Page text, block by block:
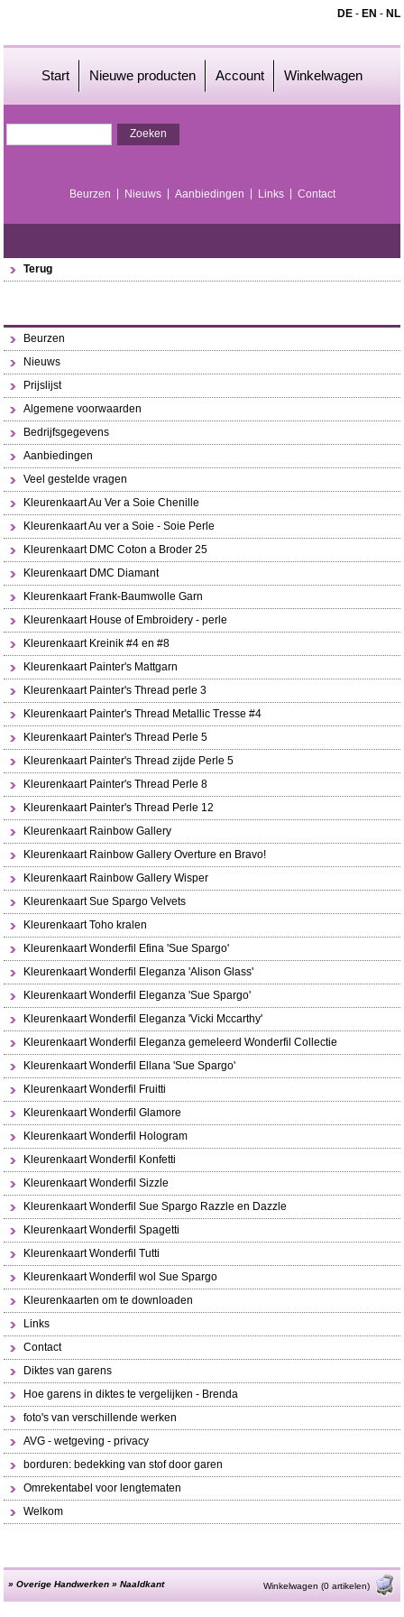
DE- EN - NL
Start Nieuwe producten Account Winkelwagen
Beurzen Nieuws Aanbiedingen Links Contact
Terug
Beurzen
Nieuws
Prijslijst
Algemene voorwaarden
Bedrijfsgegevens
Aanbiedingen
Veel gestelde vragen
Kleurenkaart Au Ver a Soie Chenille
Kleurenkaart Au ver a Soie - Soie Perle
Kleurenkaart DMC Coton a Broder 25
Kleurenkaart DMC Diamant
Kleurenkaart Frank-Baumwolle Garn
Kleurenkaart House of Embroidery - perle
Kleurenkaart Kreinik #4 en #8
Kleurenkaart Painter's Mattgarn
Kleurenkaart Painter's Thread perle 3
Kleurenkaart Painter's Thread Metallic Tresse #4
Kleurenkaart Painter's Thread Perle 5
Kleurenkaart Painter's Thread zijde Perle 5
Kleurenkaart Painter's Thread Perle 8
Kleurenkaart Painter's Thread Perle 12
Kleurenkaart Rainbow Gallery
Kleurenkaart Rainbow Gallery Overture en Bravo!
Kleurenkaart Rainbow Gallery Wisper
Kleurenkaart Sue Spargo Velvets
Kleurenkaart Toho kralen
Kleurenkaart Wonderfil Efina 'Sue Spargo'
Kleurenkaart Wonderfil Eleganza 'Alison Glass'
Kleurenkaart Wonderfil Eleganza 'Sue Spargo'
Kleurenkaart Wonderfil Eleganza 'Vicki Mccarthy'
Kleurenkaart Wonderfil Eleganza gemeleerd Wonderfil Collectie
Kleurenkaart Wonderfil Ellana 'Sue Spargo'
Kleurenkaart Wonderfil Fruitti
Kleurenkaart Wonderfil Glamore
Kleurenkaart Wonderfil Hologram
Kleurenkaart Wonderfil Konfetti
Kleurenkaart Wonderfil Sizzle
Kleurenkaart Wonderfil Sue Spargo Razzle en Dazzle
Kleurenkaart Wonderfil Spagetti
Kleurenkaart Wonderfil Tutti
Kleurenkaart Wonderfil wol Sue Spargo
Kleurenkaarten om te downloaden
Links
Contact
Diktes van garens
Hoe garens in diktes te vergelijken - Brenda
foto's van verschillende werken
AVG - wetgeving - privacy
borduren: bedekking van stof door garen
Omrekentabel voor lengtematen
Welkom
»Overige Handwerken »Naaldkant Winkelwagen (0 artikelen)